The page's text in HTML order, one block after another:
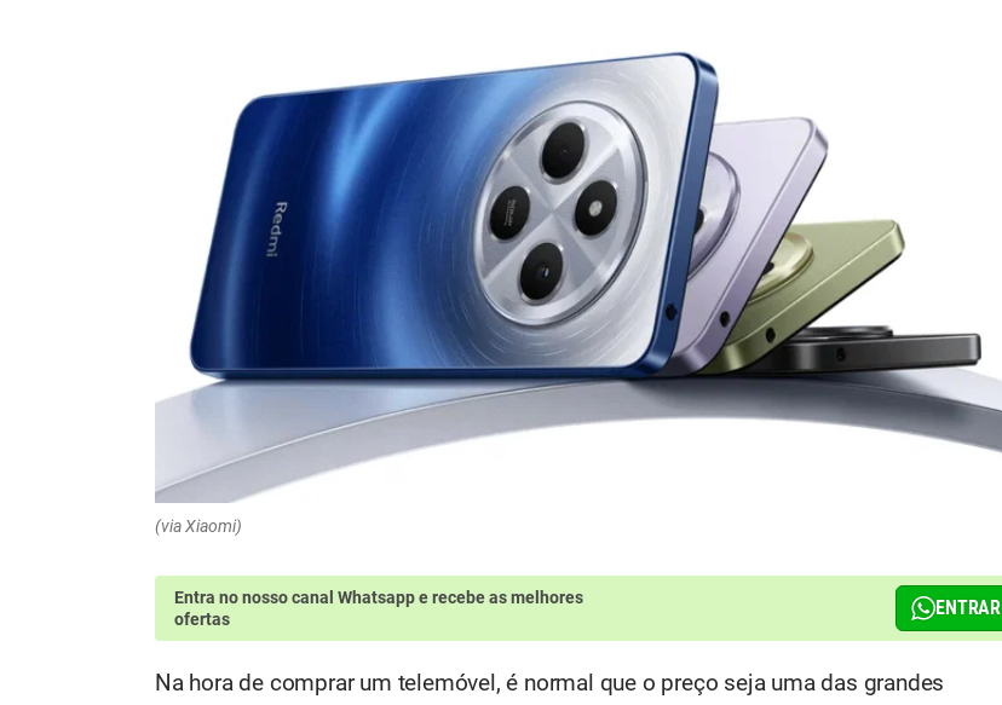
(via Xiaomi)
Entra no nosso canal Whatsappe recebe as melhores
ofertas
ENTRAR
Na hora de comprar um telemóvel, é normal que o preço seja uma das grandes